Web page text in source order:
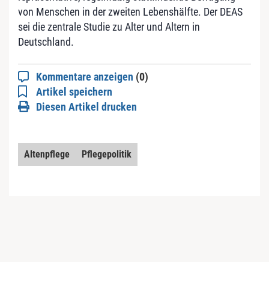
von Menschen in der zweiten Lebenshälfte. Der DEAS
sei die zentrale Studie zu Alter und Altern in
Deutschland.
Kommentare anzeigen (0)
Artikel speichern
Diesen Artikel drucken
Altenpflege Pflegepolitik